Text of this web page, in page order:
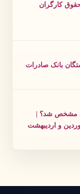
کارگران
بانک صادرات
مشخص شد؟ |
و اردیبهشت